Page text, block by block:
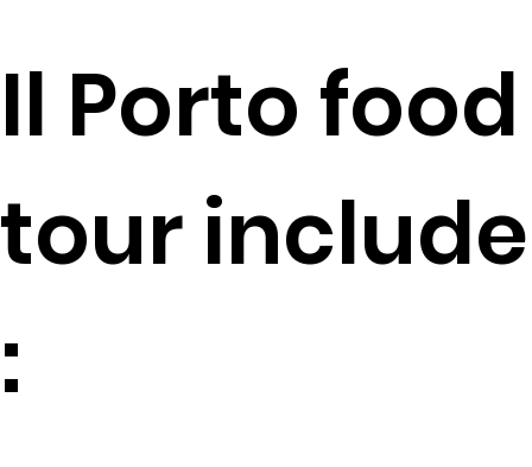
Il Porto food
tour include
: